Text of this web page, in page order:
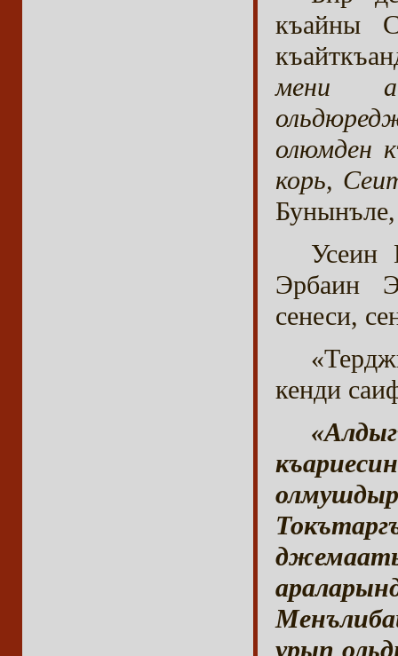
къайны
мени
олюмден
корь,
Бунынъле,
Усеин
Эрбаин
сенеси,
кенди
урып